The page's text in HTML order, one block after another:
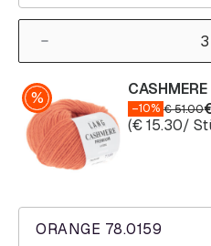
ORANGE 78.0159
–10% €51.00
(€15.30/